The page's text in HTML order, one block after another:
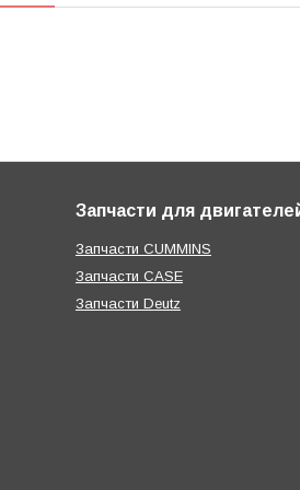
Запчасти для
Запчасти CUMMINS
Запчасти CASE
Запчасти Deutz